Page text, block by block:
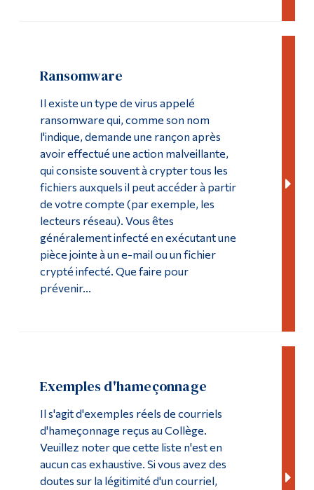
Ransomware
Il existe un type de virus appelé
ransomware qui, comme son nom
l'indique, demande une rançon après
avoir effectué une action malveillante,
qui consiste souvent à crypter tous les
fichiers auxquels il peut accéder à partir
de votre compte (par exemple, les
lecteurs réseau). Vous êtes
généralement infecté en exécutant une
pièce jointe à un e-mail ou un fichier
crypté infecté. Que faire pour
prévenir...
Exemples d'hameçonnage
Il s'agit d'exemples réels de courriels
d'hameçonnage reçus au Collège.
Veuillez noter que cette liste n'est en
aucun cas exhaustive. Si vous avez des
doutes sur la légitimité d'un courriel,